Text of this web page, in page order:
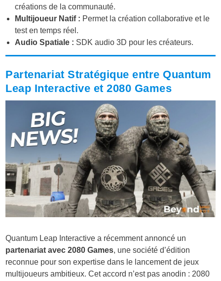
créations de la communauté.
Multijoueur Natif : Permet la création collaborative et le
test en temps réel.
Audio Spatiale : SDK audio 3D pour les créateurs.
Partenariat Stratégique entre Quantum
Leap Interactive et 2080 Games
Quantum Leap Interactive a récemment annoncé un
partenariat avec 2080 Games, une société d’édition
reconnue pour son expertise dans le lancement de jeux
multijoueurs ambitieux. Cet accord n’est pas anodin : 2080